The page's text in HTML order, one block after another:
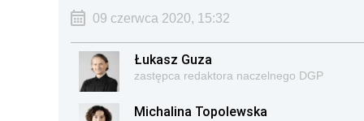
09 czerwca 2020, 15:32
Łukasz Guza
zastępca redaktora naczelnego DGP
Michalina Topolewska